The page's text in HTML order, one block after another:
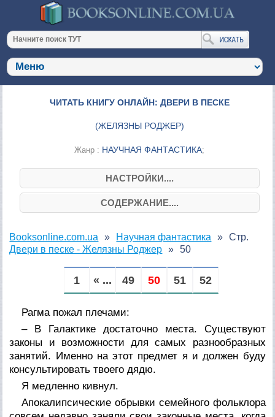
ЧИТАТЬ КНИГУ ОНЛАЙН: ДВЕРИ В ПЕСКЕ
(ЖЕЛЯЗНЫ РОДЖЕР)
Жанр : НАУЧНАЯ ФАНТАСТИКА;
НАСТРОЙКИ....
СОДЕРЖАНИЕ....
Booksonline.com.ua
Научная фантастика
Двери в песке - Желязны Роджер
Стр.
50
1 « ... 49 50 51 52
Рагма пожал плечами:
– В Галактике достаточно места. Существуют
законы и возможности для самых разнообразных
занятий. Именно на этот предмет я и должен буду
консультировать твоего дядю.
Я медленно кивнул.
Апокалипсические обрывки семейного фольклора